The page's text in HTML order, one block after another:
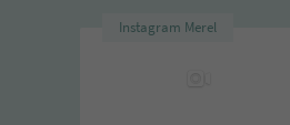
Instagram Merel